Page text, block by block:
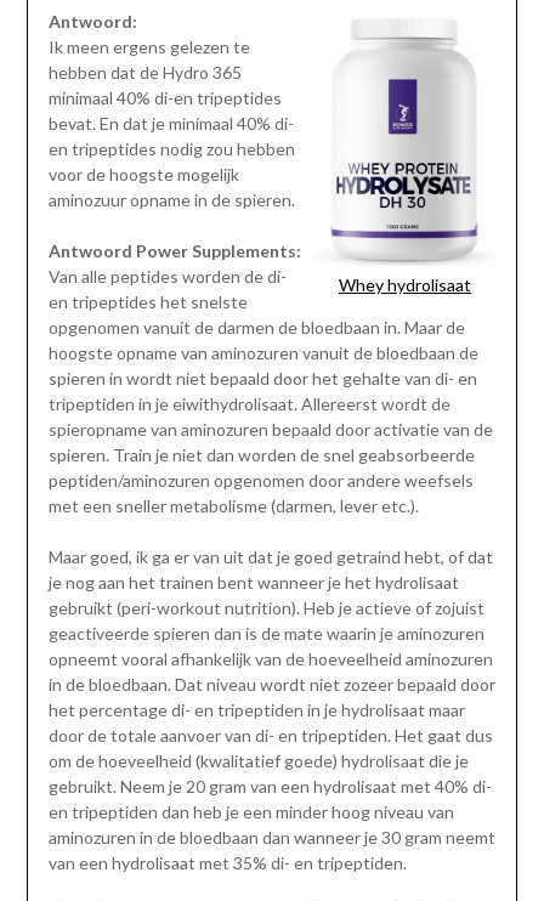
Whey hydrolisaat
Antwoord:
Ik meen ergens gelezen te
hebben dat de Hydro 365
minimaal 40% di-en tripeptides
bevat. En dat je minimaal 40% di-
en tripeptides nodig zou hebben
voor de hoogste mogelijk
aminozuur opname in de spieren.
Antwoord Power Supplements:
Van alle peptides worden de di-
en tripeptides het snelste
opgenomen vanuit de darmen de bloedbaan in. Maar de
hoogste opname van aminozuren vanuit de bloedbaan de
spieren in wordt niet bepaald door het gehalte van di- en
tripeptiden in je eiwithydrolisaat. Allereerst wordt de
spieropname van aminozuren bepaald door activatie van de
spieren. Train je niet dan worden de snel geabsorbeerde
peptiden/aminozuren opgenomen door andere weefsels
met een sneller metabolisme (darmen, lever etc.).
Maar goed, ik ga er van uit dat je goed getraind hebt, of dat
je nog aan het trainen bent wanneer je het hydrolisaat
gebruikt (peri-workout nutrition). Heb je actieve of zojuist
geactiveerde spieren dan is de mate waarin je aminozuren
opneemt vooral afhankelijk van de hoeveelheid aminozuren
in de bloedbaan. Dat niveau wordt niet zozeer bepaald door
het percentage di- en tripeptiden in je hydrolisaat maar
door de totale aanvoer van di- en tripeptiden. Het gaat dus
om de hoeveelheid (kwalitatief goede) hydrolisaat die je
gebruikt. Neem je 20 gram van een hydrolisaat met 40% di-
en tripeptiden dan heb je een minder hoog niveau van
aminozuren in de bloedbaan dan wanneer je 30 gram neemt
van een hydrolisaat met 35% di- en tripeptiden.